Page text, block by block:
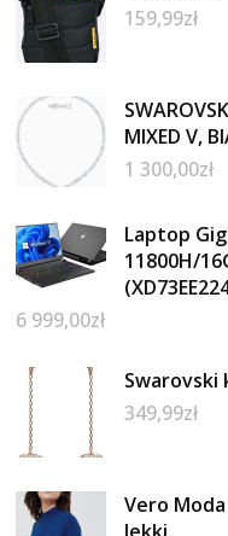
159,99zł
MIXED V,
1 300,00zł
Laptop
11800H/
6 999,00zł
Swarovski
349,99zł
Vero
lekki